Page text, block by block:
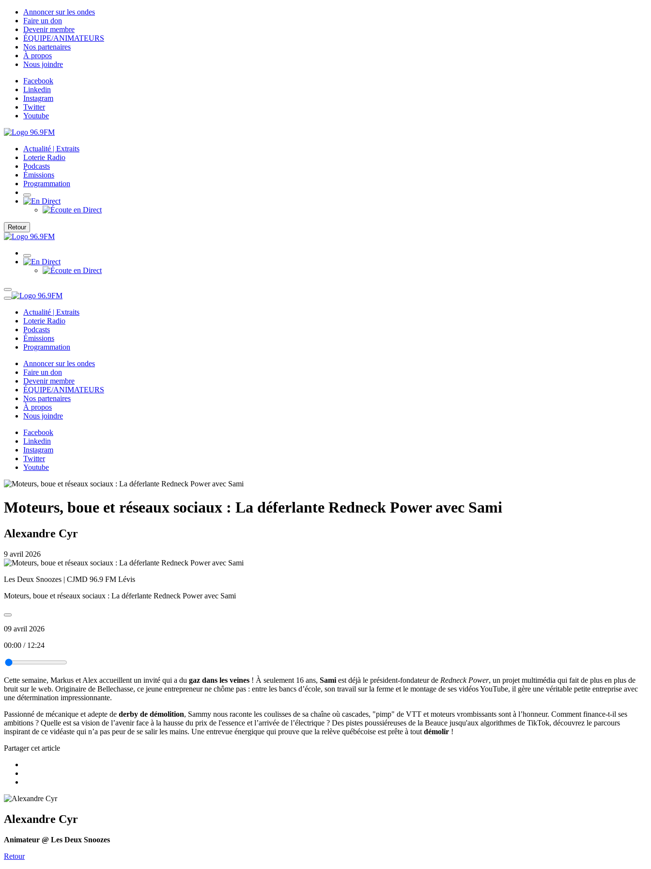
Annoncer sur les ondes
Faire un don
Devenir membre
ÉQUIPE/ANIMATEURS
Nos partenaires
À propos
Nous joindre
Facebook
Linkedin
Instagram
Twitter
Youtube
Actualité | Extraits
Loterie Radio
Podcasts
Émissions
Programmation
Retour
Actualité | Extraits
Loterie Radio
Podcasts
Émissions
Programmation
Annoncer sur les ondes
Faire un don
Devenir membre
ÉQUIPE/ANIMATEURS
Nos partenaires
À propos
Nous joindre
Facebook
Linkedin
Instagram
Twitter
Youtube
Moteurs, boue et réseaux sociaux : La déferlante Redneck Power avec Sami
Alexandre Cyr
9 avril 2026
Les Deux Snoozes | CJMD 96.9 FM Lévis
Moteurs, boue et réseaux sociaux : La déferlante Redneck Power avec Sami
09 avril 2026
00:00 / 12:24
Cette semaine, Markus et Alex accueillent un invité qui a du gaz dans les veines ! À seulement 16 ans, Sami est déjà le président-fondateur de Redneck Power, un projet multimédia qui fait de plus en plus de
bruit sur le web. Originaire de Bellechasse, ce jeune entrepreneur ne chôme pas : entre les bancs d’école, son travail sur la ferme et le montage de ses vidéos YouTube, il gère une véritable petite entreprise avec
une détermination impressionnante.
Passionné de mécanique et adepte de derby de démolition, Sammy nous raconte les coulisses de sa chaîne où cascades, "pimp" de VTT et moteurs vrombissants sont à l’honneur. Comment finance-t-il ses
ambitions ? Quelle est sa vision de l’avenir face à la hausse du prix de l'essence et l’arrivée de l’électrique ? Des pistes poussiéreuses de la Beauce jusqu'aux algorithmes de TikTok, découvrez le parcours
inspirant de ce vidéaste qui n’a pas peur de se salir les mains. Une entrevue énergique qui prouve que la relève québécoise est prête à tout démolir !
Partager cet article
Alexandre Cyr
Animateur @ Les Deux Snoozes
Retour